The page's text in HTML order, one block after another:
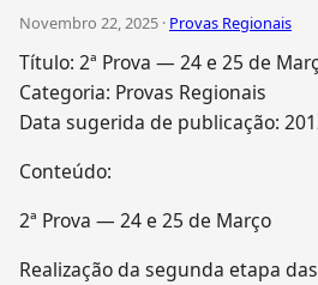
Novembro 22, 2025 · Provas Regionais
Título: 2ª Prova — 24 e 25 de
Categoria: Provas Regionais
Data sugerida de publicação:
Conteúdo:
2ª Prova — 24 e 25 de Março
Realização da segunda etapa